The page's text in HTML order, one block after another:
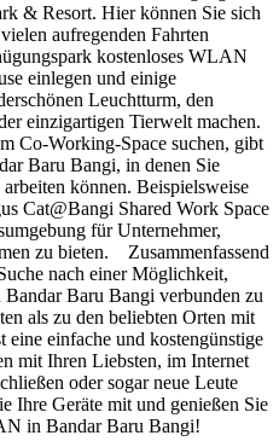
& Resort. Hier können Sie sich
aufregenden Fahrten
kostenloses WLAN
einlegen und einige
Leuchtturm, den
einzigartigen Tierwelt machen.
Co-Working-Space suchen, gibt
Baru Bangi, in denen Sie
können. Beispielsweise
Cat@Bangi Shared Work Space
für Unternehmer,
zu bieten. Zusammenfassend
nach einer Möglichkeit,
Baru Bangi verbunden zu
als zu den beliebten Orten mit
einfache und kostengünstige
mit Ihren Liebsten, im Internet
oder sogar neue Leute
Ihre Geräte mit und genießen Sie
in Bandar Baru Bangi!